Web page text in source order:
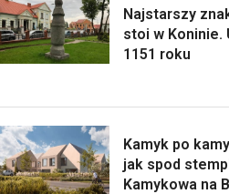
Najstarszy
stoi w Koninie.
1151 roku
Kamyk po
jak spod
Kamykowa na